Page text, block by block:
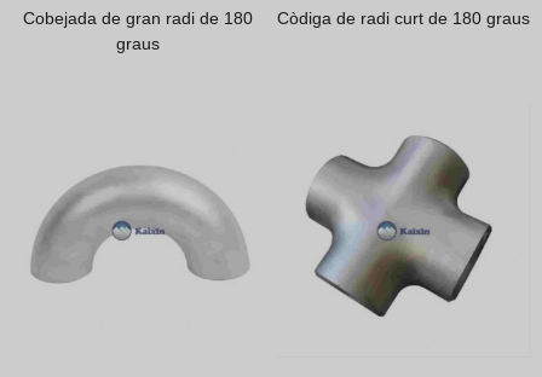
Polish
Ukrainian
Cobejada de gran radi de 180
graus
Còdiga de radi curt de 180 graus